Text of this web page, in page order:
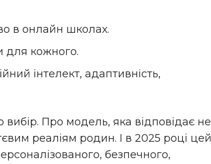
в онлайн школах.
для кожного.
інтелект, адаптивність,
вибір. Про модель, яка відповідає не
реаліям родин. І в 2025 році цей
безпечного,